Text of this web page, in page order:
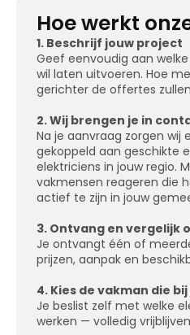
Hoe werkt
1. Beschrijf jouw project
Geef eenvoudig aan
wil laten uitvoeren. Hoe
gerichter de offertes
2. Wij brengen je in
Na je aanvraag zorgen wij
gekoppeld aan geschikte
elektriciens in jouw regio.
vakmensen reageren die
actief te zijn in jouw
3. Ontvang en vergelijk
Je ontvangt één of
prijzen, aanpak en
4. Kies de vakman die
Je beslist zelf met welke
werken — volledig